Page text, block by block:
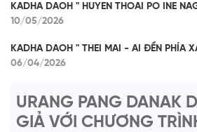
KADHA DAOH " HUYEN THOAI PO INE
10/05/2026
KADHA DAOH " THEI MAI - AI ĐỀN PHÍA
06/04/2026
URANG PANG DANAK
GIẢ VỚI CHƯƠNG